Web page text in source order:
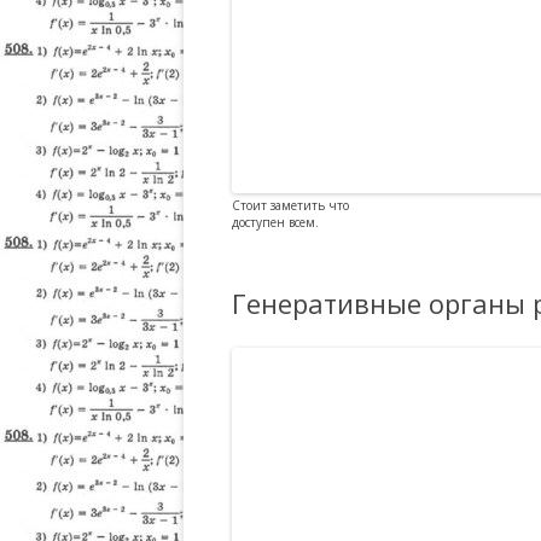
Стоит заметить что
доступен всем.
Генеративные органы